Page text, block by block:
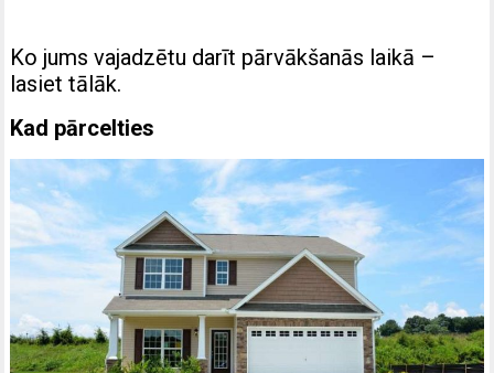
Ko jums vajadzētu darīt pārvākšanās laikā –
lasiet tālāk.
Kad pārcelties